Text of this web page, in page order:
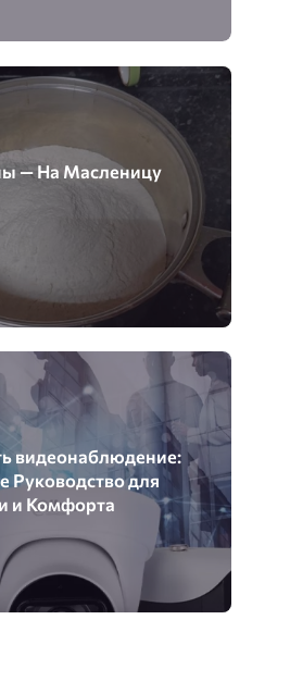
— На Масленицу
видеонаблюдение:
Руководство для
и Комфорта